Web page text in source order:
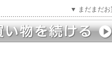
▼ まだまだ